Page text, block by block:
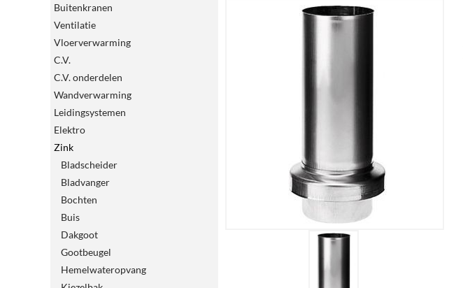
Buitenkranen
Ventilatie
Vloerverwarming
C.V.
C.V. onderdelen
Wandverwarming
Leidingsystemen
Elektro
Zink
Bladscheider
Bladvanger
Bochten
Buis
Dakgoot
Gootbeugel
Hemelwateropvang